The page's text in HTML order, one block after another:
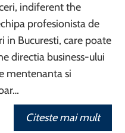
indiferent the
profesionista de
in Bucuresti, care poate
directia business-ului
mentenanta si
Citeste mai mult